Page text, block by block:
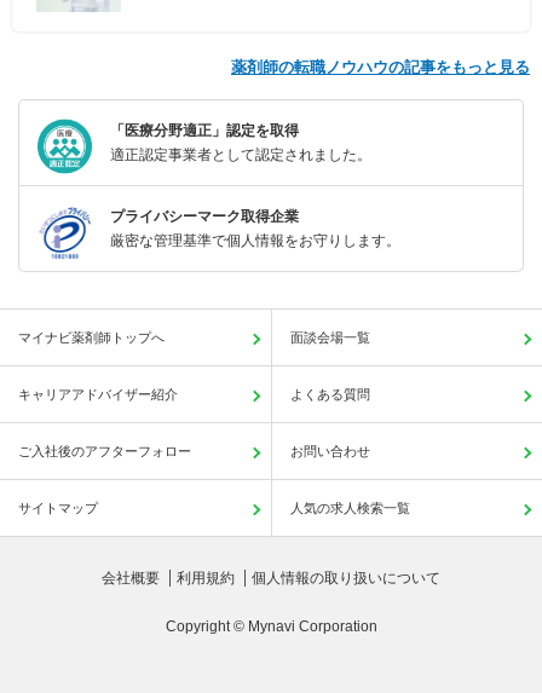
薬剤師の転職ノウハウの記事をもっと見る
「医療分野適正」認定を取得
適正認定事業者として認定されました。
プライバシーマーク取得企業
厳密な管理基準で個人情報をお守りします。
マイナビ薬剤師トップへ 面談会場一覧
キャリアアドバイザー紹介 よくある質問
ご入社後のアフターフォロー お問い合わせ
サイトマップ 人気の求人検索一覧
会社概要 利用規約 個人情報の取り扱いについて
Copyright © Mynavi Corporation